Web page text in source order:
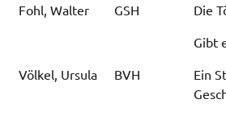
Fohl, Walter GSH
Die
Gibt
Völkel, Ursula BVH
Ein